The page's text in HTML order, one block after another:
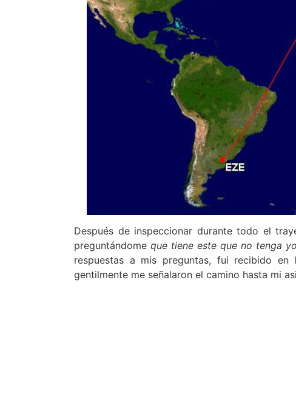
Después de inspeccionar durante todo el
preguntándome que tiene este que no tenga yo
respuestas a mis preguntas, fui recibido
gentilmente me señalaron el camino hasta mi